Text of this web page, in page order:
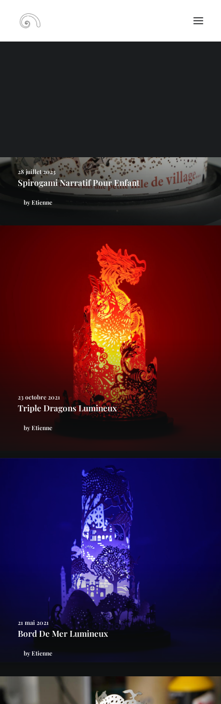
28 juillet 2023
Spirogami Narratif Pour Enfant
by Etienne
23 octobre 2021
Triple Dragons Lumineux
by Etienne
21 mai 2021
Bord De Mer Lumineux
by Etienne